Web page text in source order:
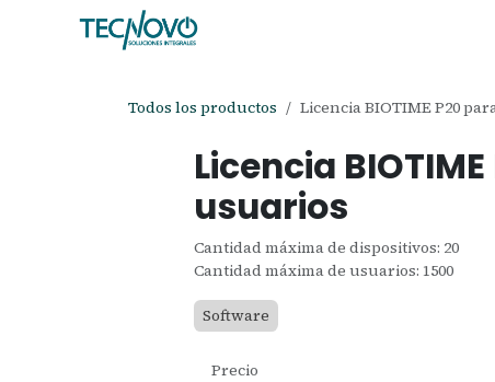
Todos los productos Licencia BIOTIME P20
Licencia
usuarios
Cantidad máxima de dispositivos: 20
Cantidad máxima de usuarios: 1500
Software
Precio